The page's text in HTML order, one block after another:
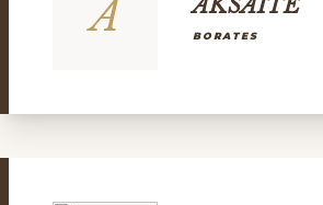
A AKSAÏTE
BORATES